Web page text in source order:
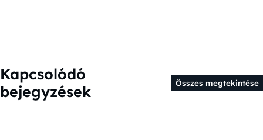
Kapcsolódó
bejegyzések
Összes megtekintése